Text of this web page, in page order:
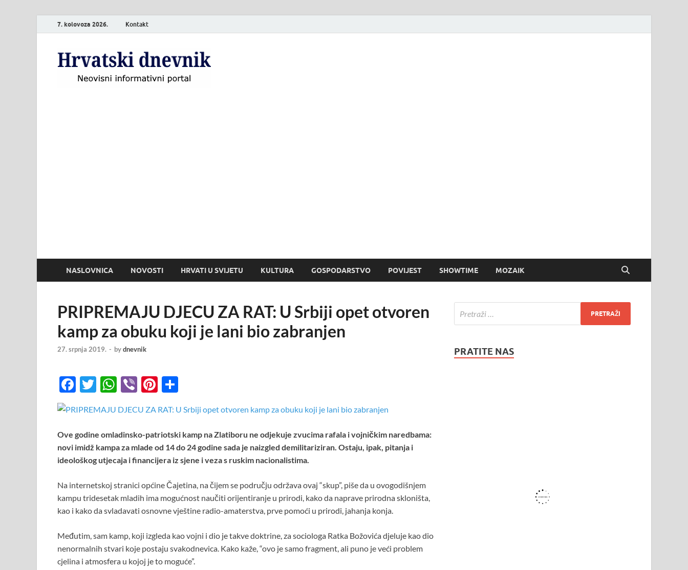
7. kolovoza 2026. Kontakt
NASLOVNICA NOVOSTI HRVATI U SVIJETU KULTURA GOSPODARSTVO POVIJEST SHOWTIME MOZAIK
PRIPREMAJU DJECU ZA RAT: U Srbiji opet otvoren
kamp za obuku koji je lani bio zabranjen
27. srpnja 2019. - bydnevnik
F
e
b
o
o
k
T
itt
er
W
at
s
A
p
p
Vi
er
Pi
er
es
t
ar
e
Ove godine omladinsko-patriotski kamp na Zlatiboru ne odjekuje zvucima rafala i vojničkim naredbama:
novi imidž kampa za mlade od 14 do 24 godine sada je naizgled demilitariziran. Ostaju, ipak, pitanja i
ideološkog utjecaja i financijera iz sjene i veza s ruskim nacionalistima.
Na internetskoj stranici općine Čajetina, na čijem se području održava ovaj “skup”, piše da u ovogodišnjem
kampu tridesetak mladih ima mogućnost naučiti orijentiranje u prirodi, kako da naprave prirodna skloništa,
kao i kako da svladavati osnovne vještine radio-amaterstva, prve pomoći u prirodi, jahanja konja.
Međutim, sam kamp, koji izgleda kao vojni i dio je takve doktrine, za sociologa Ratka Božovića djeluje kao dio
nenormalnih stvari koje postaju svakodnevica. Kako kaže, “ovo je samo fragment, ali puno je veći problem
cjelina i atmosfera u kojoj je to moguće”.
PRATITE NAS